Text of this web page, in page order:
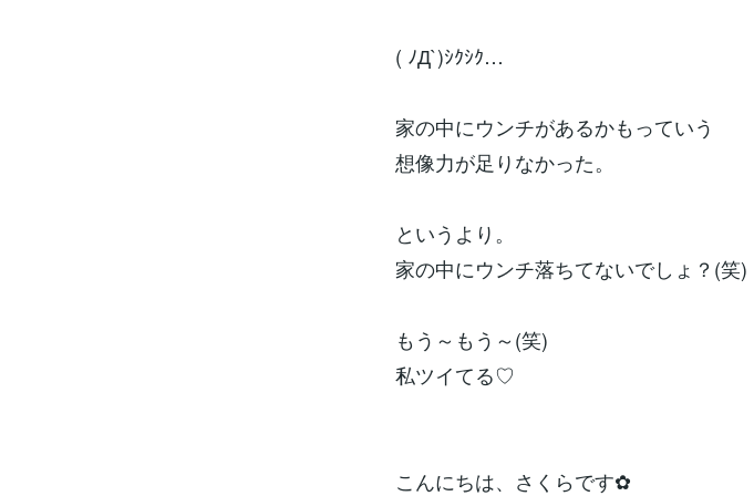
( ﾉД`)ｼｸｼｸ…
家の中にウンチがあるかもっていう
想像力が足りなかった。
というより。
家の中にウンチ落ちてないでしょ？(笑)
もう～もう～(笑)
私ツイてる♡
こんにちは、さくらです✿